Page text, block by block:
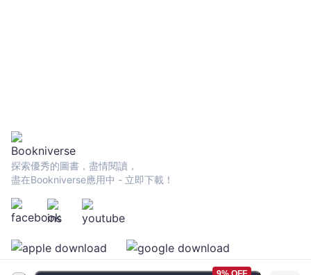
探索優秀的圖書，盡情閱讀，
盡在Bookniverse應用中 - 立即下載！